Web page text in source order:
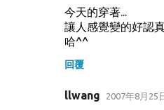
今天的穿著...
讓人感覺變的好認
哈^^
回覆
llwang 2007年8月25